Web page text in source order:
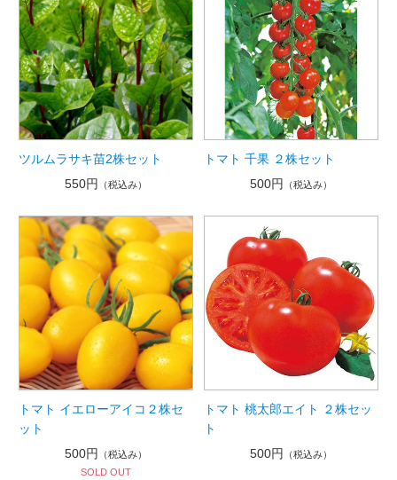
ツルムラサキ苗2株セット
550円
（税込み）
トマト 千果 ２株セット
500円
（税込み）
トマト イエローアイコ２株セ
ット
500円
（税込み）
SOLD OUT
トマト 桃太郎エイト ２株セッ
ト
500円
（税込み）